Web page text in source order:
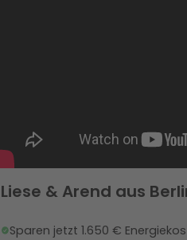
Liese & Arend aus
Sparen jetzt 1.650 €